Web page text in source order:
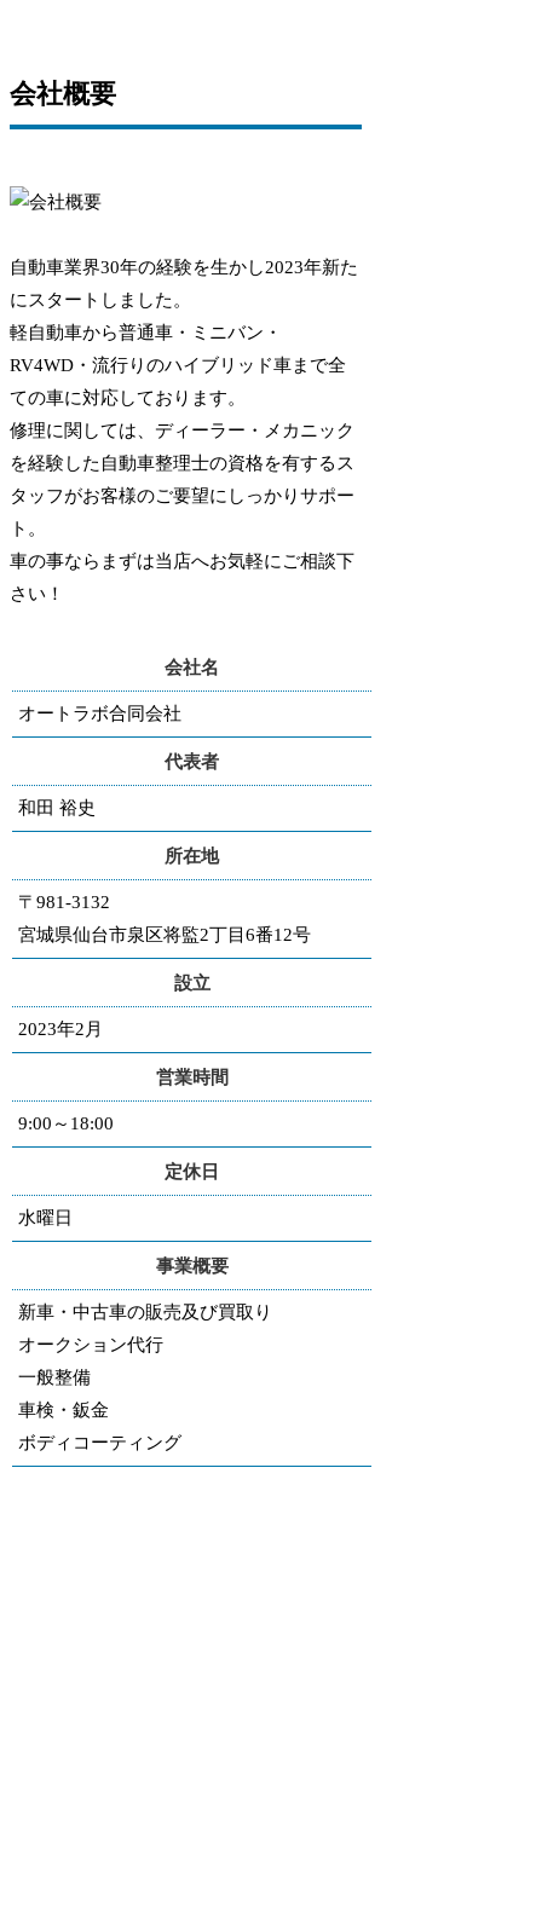
会社概要
自動車業界30年の経験を生かし2023年新た
にスタートしました。
軽自動車から普通車・ミニバン・
RV4WD・流行りのハイブリッド車まで全
ての車に対応しております。
修理に関しては、ディーラー・メカニック
を経験した自動車整理士の資格を有するス
タッフがお客様のご要望にしっかりサポー
ト。
車の事ならまずは当店へお気軽にご相談下
さい！
会社名
オートラボ合同会社
代表者
和田 裕史
所在地
〒981-3132
宮城県仙台市泉区将監2丁目6番12号
設立
2023年2月
営業時間
9:00～18:00
定休日
水曜日
事業概要
新車・中古車の販売及び買取り
オークション代行
一般整備
車検・鈑金
ボディコーティング